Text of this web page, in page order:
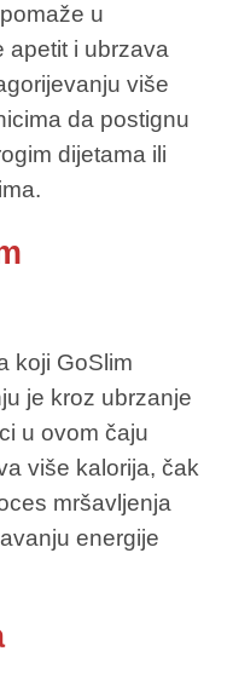
u
apetit i ubrzava
više
da postignu
dijetama ili
koji GoSlim
je kroz ubrzanje
u ovom čaju
više kalorija, čak
mršavljenja
energije